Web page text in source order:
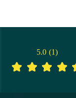
5.0 (1)